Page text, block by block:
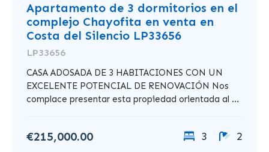
Apartamento de 3 dormitorios en el
complejo Chayofita en venta en
Costa del Silencio LP33656
LP33656
CASA ADOSADA DE 3 HABITACIONES CON UN
EXCELENTE POTENCIAL DE RENOVACIÓN Nos
complace presentar esta propiedad orientada al ...
€215,000.00 3 2